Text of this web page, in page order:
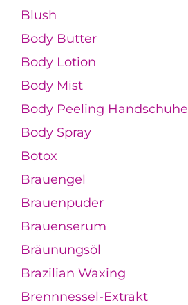
Blush
Body Butter
Body Lotion
Body Mist
Body Peeling Handschuhe
Body Spray
Botox
Brauengel
Brauenpuder
Brauenserum
Bräunungsöl
Brazilian Waxing
Brennnessel-Extrakt